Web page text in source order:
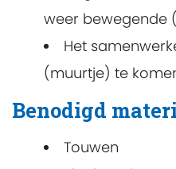
weer bewegende
Het
(muurtje) te
Benodigd
Touwen